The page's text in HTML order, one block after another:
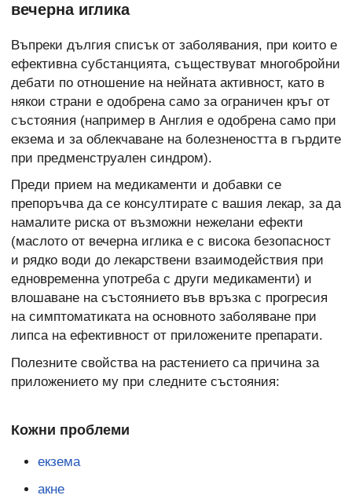
вечерна иглика
Въпреки дългия списък от заболявания, при които е
ефективна субстанцията, съществуват многобройни
дебати по отношение на нейната активност, като в
някои страни е одобрена само за ограничен кръг от
състояния (например в Англия е одобрена само при
екзема и за облекчаване на болезнеността в гърдите
при предменструален синдром).
Преди прием на медикаменти и добавки се
препоръчва да се консултирате с вашия лекар, за да
намалите риска от възможни нежелани ефекти
(маслото от вечерна иглика е с висока безопасност
и рядко води до лекарствени взаимодействия при
едновременна употреба с други медикаменти) и
влошаване на състоянието във връзка с прогресия
на симптоматиката на основното заболяване при
липса на ефективност от приложените препарати.
Полезните свойства на растението са причина за
приложението му при следните състояния:
Кожни проблеми
екзема
акне